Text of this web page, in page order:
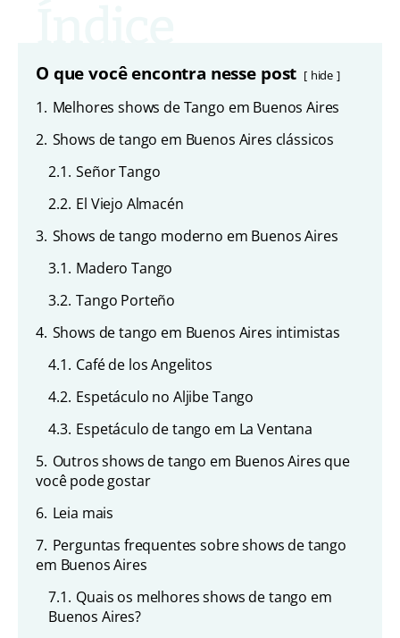
O que você encontra nesse post hide
1. Melhores shows de Tango em Buenos Aires
2. Shows de tango em Buenos Aires clássicos
2.1. Señor Tango
2.2. El Viejo Almacén
3. Shows de tango moderno em Buenos Aires
3.1. Madero Tango
3.2. Tango Porteño
4. Shows de tango em Buenos Aires intimistas
4.1. Café de los Angelitos
4.2. Espetáculo no Aljibe Tango
4.3. Espetáculo de tango em La Ventana
5. Outros shows de tango em Buenos Aires que
você pode gostar
6. Leia mais
7. Perguntas frequentes sobre shows de tango
em Buenos Aires
7.1. Quais os melhores shows de tango em
Buenos Aires?